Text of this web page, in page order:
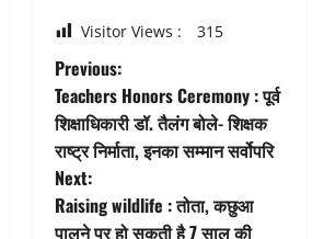
Visitor Views : 315
P
o
s
t
Previous:
Teachers Honors Ceremony : पूर्व
शिक्षाधिकारी डॉ. तैलंग बोले- शिक्षक
राष्ट्र निर्माता, इनका सम्मान सर्वोपरि
Next:
Raising wildlife : तोता, कछुआ
पालने पर हो सकती है 7 साल की